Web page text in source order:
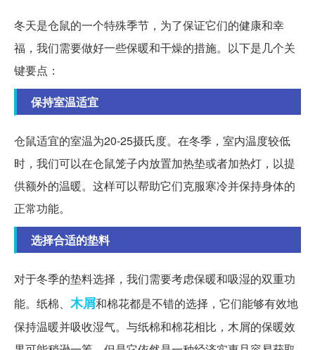
冬天是仓鼠的一个特殊季节，为了保证它们的健康和幸
福，我们需要做好一些保暖和干燥的措施。以下是几个关
键要点：
保持室温适宜
仓鼠适宜的室温为20-25摄氏度。在冬季，室内温度较低
时，我们可以在仓鼠笼子内放置加热垫或者加热灯，以提
供额外的温暖。这样可以帮助它们克服寒冷并保持身体的
正常功能。
选择合适的垫料
对于冬季的垫料选择，我们需要考虑保暖和吸湿的双重功
能。纸棉、 木屑和棉花都是不错的选择，它们能够有效地
保持温暖并吸收湿气。与纸棉和棉花相比，木屑的保暖效